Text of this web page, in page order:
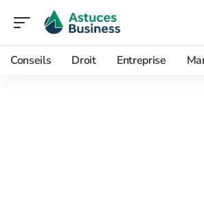
Conseils Droit Entreprise